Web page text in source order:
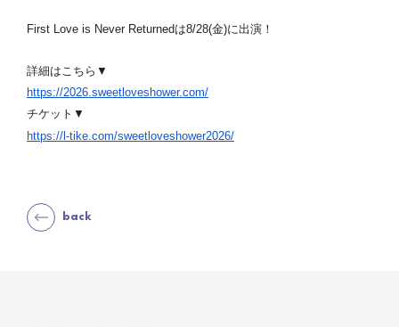
First Love is Never Returnedは8/28(金)に出演！️
詳細はこちら▼
https://2026.sweetloveshower.com/
チケット▼
https://l-tike.com/sweetloveshower2026/
back